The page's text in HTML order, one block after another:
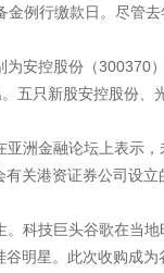
例行缴款日。尽管
为安控股份（300370
五只新股安控股份
洲金融论坛上表示
关港资证券公司设
科技巨头谷歌在当
明星。此次收购成